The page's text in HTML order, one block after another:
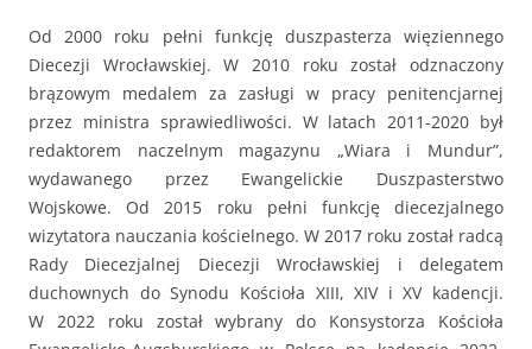
Od 2000 roku pełni funkcję duszpasterza więziennego
Diecezji Wrocławskiej. W 2010 roku został odznaczony
brązowym medalem za zasługi w pracy penitencjarnej
przez ministra sprawiedliwości. W latach 2011-2020 był
redaktorem naczelnym magazynu „Wiara i Mundur”,
wydawanego przez Ewangelickie Duszpasterstwo
Wojskowe. Od 2015 roku pełni funkcję diecezjalnego
wizytatora nauczania kościelnego. W 2017 roku został radcą
Rady Diecezjalnej Diecezji Wrocławskiej i delegatem
duchownych do Synodu Kościoła XIII, XIV i XV kadencji.
W 2022 roku został wybrany do Konsystorza Kościoła